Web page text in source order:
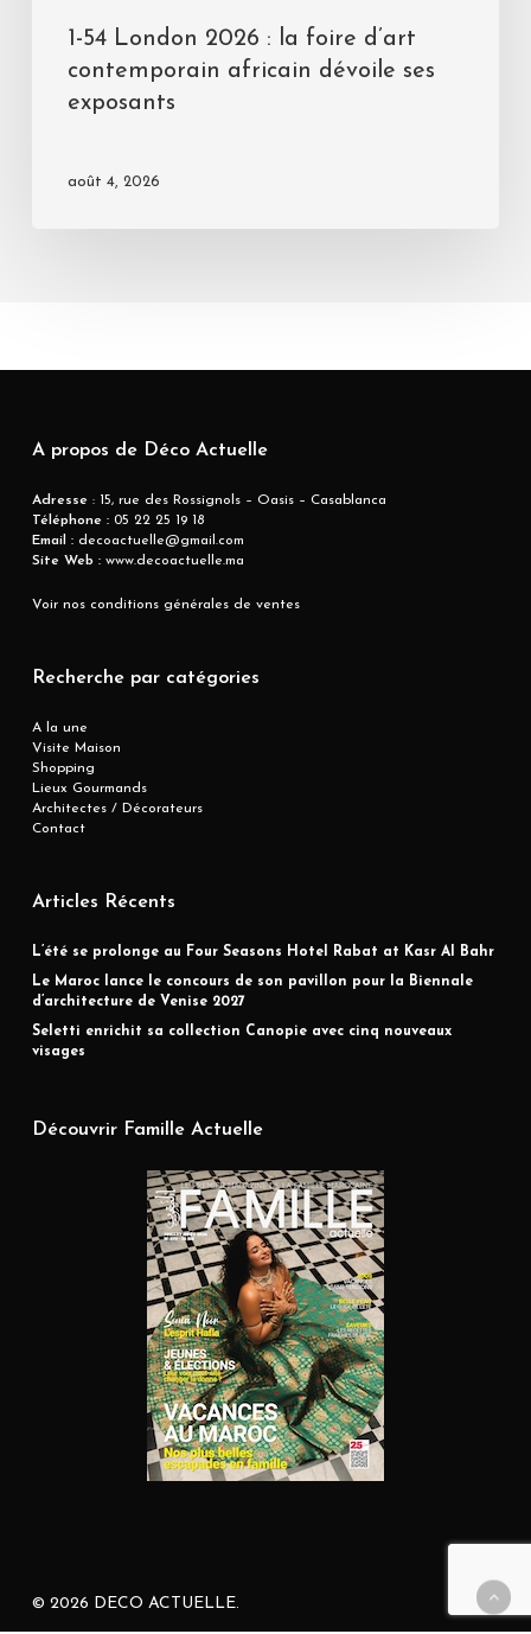
1-54 London 2026 : la foire d’art
contemporain africain dévoile ses
exposants
août 4, 2026
A propos de Déco Actuelle
Adresse : 15, rue des Rossignols – Oasis – Casablanca
Téléphone :05 22 25 19 18
Email :decoactuelle@gmail.com
Site Web :www.decoactuelle.ma
Voir nos conditions générales de ventes
Recherche par catégories
A la une
Visite Maison
Shopping
Lieux Gourmands
Architectes / Décorateurs
Contact
Articles Récents
L’été se prolonge au Four Seasons Hotel Rabat at Kasr Al Bahr
Le Maroc lance le concours de son pavillon pour la Biennale
d’architecture de Venise 2027
Seletti enrichit sa collection Canopie avec cinq nouveaux
visages
Découvrir Famille Actuelle
© 2026 DECO ACTUELLE.